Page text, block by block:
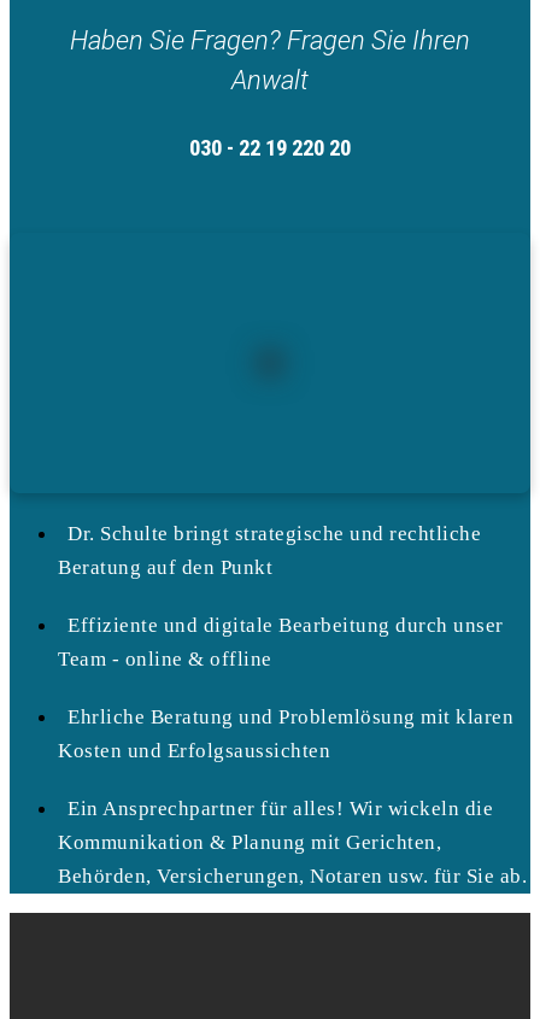
Haben Sie Fragen? Fragen Sie Ihren
Anwalt
030 - 22 19 220 20
Dr. Schulte bringt strategische und rechtliche
Beratung auf den Punkt
Effiziente und digitale Bearbeitung durch unser
Team - online & offline
Ehrliche Beratung und Problemlösung mit klaren
Kosten und Erfolgsaussichten
Ein Ansprechpartner für alles! Wir wickeln die
Kommunikation & Planung mit Gerichten,
Behörden, Versicherungen, Notaren usw. für Sie ab.